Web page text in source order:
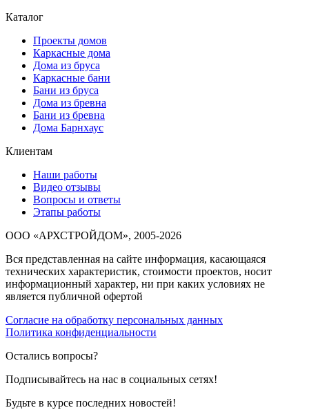
Каталог
Проекты домов
Каркасные дома
Дома из бруса
Каркасные бани
Бани из бруса
Дома из бревна
Бани из бревна
Дома Барнхаус
Клиентам
Наши работы
Видео отзывы
Вопросы и ответы
Этапы работы
ООО «АРХСТРОЙДОМ», 2005-2026
Вся представленная на сайте информация, касающаяся
технических характеристик, стоимости проектов, носит
информационный характер, ни при каких условиях не
является публичной офертой
Согласие на обработку персональных данных
Политика конфиденциальности
Остались вопросы?
Подписывайтесь на нас в социальных сетях!
Будьте в курсе последних новостей!